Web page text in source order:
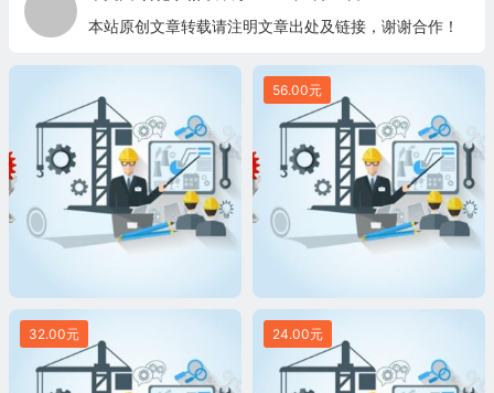
本站原创文章转载请注明文章出处及链接，谢谢合作！
56.00元
32.00元 24.00元